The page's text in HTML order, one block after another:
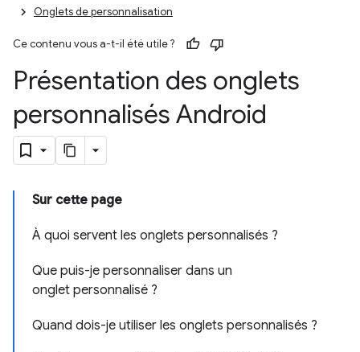
Onglets de personnalisation
Ce contenu vous a-t-il été utile ?
Présentation des onglets
personnalisés Android
Sur cette page
À quoi servent les onglets personnalisés ?
Que puis-je personnaliser dans un
onglet personnalisé ?
Quand dois-je utiliser les onglets personnalisés ?